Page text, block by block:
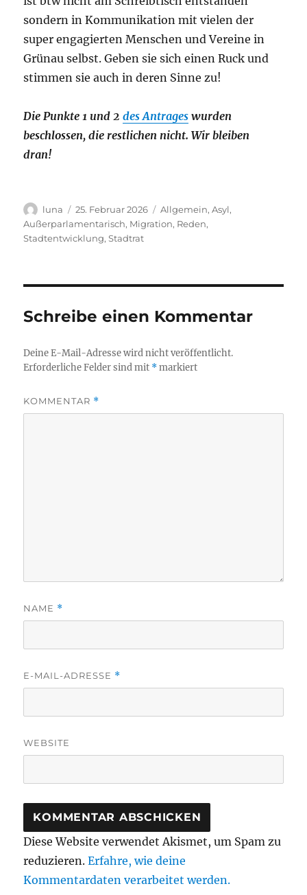
sondern in Kommunikation mit vielen der
super engagierten Menschen und Vereine in
Grünau selbst. Geben sie sich einen Ruck und
stimmen sie auch in deren Sinne zu!
Die Punkte 1 und 2des Antrages wurden
beschlossen, die restlichen nicht. Wir bleiben
dran!
Autor
luna
Veröffentlicht
am
25. Februar 2026 Kategorien
Allgemein,Asyl,
Außerparlamentarisch, Migration, Reden,
Stadtentwicklung,Stadtrat
Schreibe einen Kommentar
Deine E-Mail-Adresse wird nicht veröffentlicht.
Erforderliche Felder sind mit *markiert
KOMMENTAR *
NAME *
E-MAIL-ADRESSE *
WEBSITE
Diese Website verwendet Akismet, um Spam zu
reduzieren.Erfahre, wie deine
Kommentardaten verarbeitet werden.